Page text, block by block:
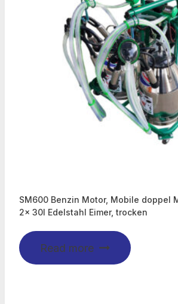
SM600 Benzin Motor, Mobile doppel
2x 30l Edelstahl Eimer, trocken
Read more